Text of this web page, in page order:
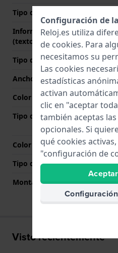
Tipo de material
Información adicional
(texto libre)
Tipo de correa
Ancho de correa
Color de correa
Tipo de cierre
Color del cierre
Tipo de montaje
Montaje Recto
Visto recientemente
Configuración de
Reloj.es utiliza
de cookies. Para
necesitamos su
Las cookies
estadísticas
activan
clic en "aceptar
también aceptas
opcionales. Si
qué cookies
"configuración de